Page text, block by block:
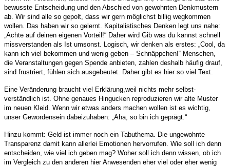
bewusste Entscheidung und den Abschied von gewohnten Denkmustern
ab. Wir sind alle so gepolt, dass wir gern möglichst billig wegkommen
wollen. Das haben wir so gelernt. Kapitalistisches Denken legt uns nahe:
„Achte auf deinen eigenen Vorteil!“ Daher wird Gib was du kannst schnell
missverstanden als Ist umsonst. Logisch, wir denken als erstes: „Cool, da
kann ich viel bekommen und wenig geben – Schnäppchen!“ Menschen,
die Veranstaltungen gegen Spende anbieten, zahlen deshalb häufig drauf,
sind frustriert, fühlen sich ausgebeutet. Daher gibt es hier so viel Text.
Eine Veränderung braucht viel Erklärung,weil nichts mehr selbst-
verständlich ist. Ohne genaues Hingucken reproduzieren wir alte Muster
im neuen Kleid. Wenn wir etwas anders machen wollen ist es wichtig,
unser Gewordensein dabeizuhaben: „Aha, so bin ich geprägt.“
Hinzu kommt: Geld ist immer noch ein Tabuthema. Die ungewohnte
Transparenz damit kann allerlei Emotionen hervorrufen. Wie soll ich denn
entscheiden, wie viel ich geben mag? Woher soll ich denn wissen, ob ich
im Vergleich zu den anderen hier Anwesenden eher viel oder eher wenig